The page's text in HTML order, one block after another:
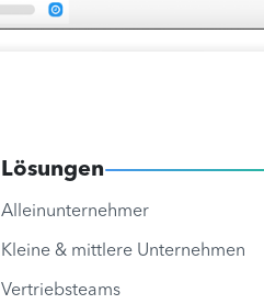
Lösungen
Alleinunternehmer
Kleine & mittlere Unternehmen
Vertriebsteams